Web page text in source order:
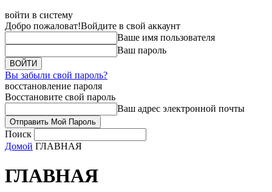
войти в систему
Добро пожаловат!Войдите в свой аккаунт
Ваше имя пользователя
Ваш пароль
Вы забыли свой пароль?
восстановление пароля
Восстановите свой пароль
Ваш адрес электронной почты
Поиск
Домой ГЛАВНАЯ
ГЛАВНАЯ